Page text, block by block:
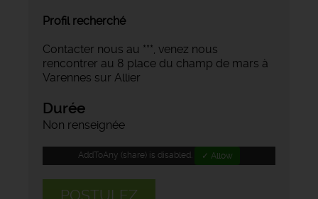
Profil recherché
Contacter nous au ***, venez nous
rencontrer au 8 place du champ de mars à
Varennes sur Allier
Durée
Non renseignée
AddToAny (share) is disabled. ✓ Allow
POSTULEZ